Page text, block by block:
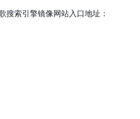
搜索引擎镜像网站入口地址：